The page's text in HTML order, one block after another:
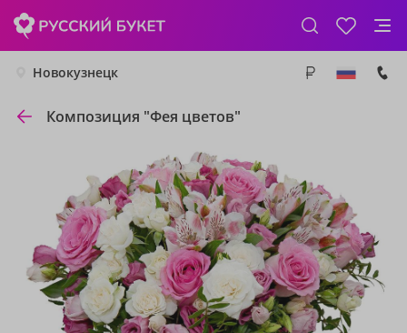
Новокузнецк
Композиция "Фея цветов"